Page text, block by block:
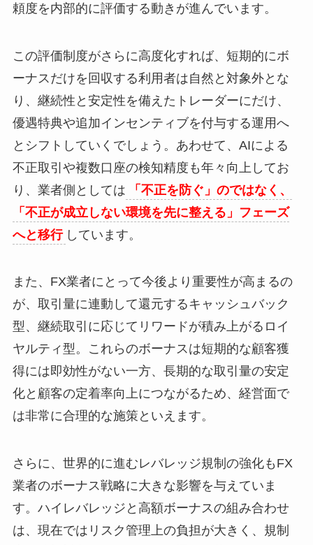
頼度を内部的に評価する動きが進んでいます。
この評価制度がさらに高度化すれば、短期的にボ
ーナスだけを回収する利用者は自然と対象外とな
り、継続性と安定性を備えたトレーダーにだけ、
優遇特典や追加インセンティブを付与する運用へ
とシフトしていくでしょう。あわせて、AIによる
不正取引や複数口座の検知精度も年々向上してお
り、業者側としては
「不正を防ぐ」のではなく、
「不正が成立しない環境を先に整える」フェーズ
へと移行 しています。
また、FX業者にとって今後より重要性が高まるの
が、取引量に連動して還元するキャッシュバック
型、継続取引に応じてリワードが積み上がるロイ
ヤルティ型。これらのボーナスは短期的な顧客獲
得には即効性がない一方、長期的な取引量の安定
化と顧客の定着率向上につながるため、経営面で
は非常に合理的な施策といえます。
さらに、世界的に進むレバレッジ規制の強化もFX
業者のボーナス戦略に大きな影響を与えていま
す。ハイレバレッジと高額ボーナスの組み合わせ
は、現在ではリスク管理上の負担が大きく、規制